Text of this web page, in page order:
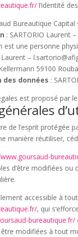
l’identité
Bureautique
: SARTORIO Laurent
est une personne
Laurent –
59100
données :
est proposé par le
de l’esprit protégée
manière réutiliser,
d’être modifiées
accessible à
, qui
bureautique.fr/
modifiées à tout